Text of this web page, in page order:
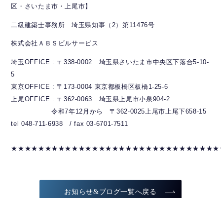
区・さいたま市・上尾市】
二級建築士事務所 埼玉県知事（2）第11476号
株式会社ＡＢＳビルサービス
埼玉OFFICE : 〒338-0002 埼玉県さいたま市中央区下落合5-10-
5
東京OFFICE : 〒173-0004 東京都板橋区板橋1-25-6
上尾OFFICE : 〒362-0063 埼玉県上尾市小泉904-2
令和7年12月から 〒362-0025上尾市上尾下658-15
tel 048-711-6938 / fax 03-6701-7511
お知らせ&ブログ一覧へ戻る